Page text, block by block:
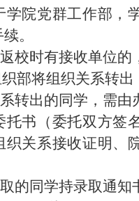
学院党群工作部，
。
校时有接收单位的
部将组织关系转出
转出的同学，需由
托书（委托双方签
织关系接收证明、
的同学持录取通知